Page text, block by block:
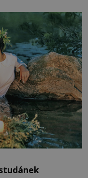
švadlena
vás, podívejte.“